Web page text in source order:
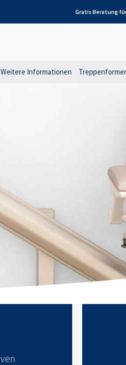
Gratis Beratung
Weitere Informationen